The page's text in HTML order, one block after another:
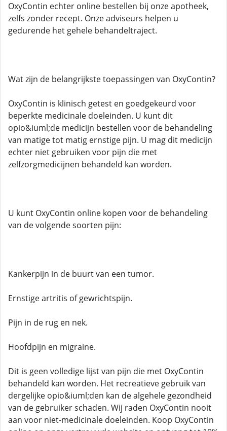
OxyContin echter online bestellen bij onze apotheek,
zelfs zonder recept. Onze adviseurs helpen u
gedurende het gehele behandeltraject.
Wat zijn de belangrijkste toepassingen van OxyContin?
OxyContin is klinisch getest en goedgekeurd voor
beperkte medicinale doeleinden. U kunt dit
opio&iuml;de medicijn bestellen voor de behandeling
van matige tot matig ernstige pijn. U mag dit medicijn
echter niet gebruiken voor pijn die met
zelfzorgmedicijnen behandeld kan worden.
U kunt OxyContin online kopen voor de behandeling
van de volgende soorten pijn:
Kankerpijn in de buurt van een tumor.
Ernstige artritis of gewrichtspijn.
Pijn in de rug en nek.
Hoofdpijn en migraine.
Dit is geen volledige lijst van pijn die met OxyContin
behandeld kan worden. Het recreatieve gebruik van
dergelijke opio&iuml;den kan de algehele gezondheid
van de gebruiker schaden. Wij raden OxyContin nooit
aan voor niet-medicinale doeleinden. Koop OxyContin